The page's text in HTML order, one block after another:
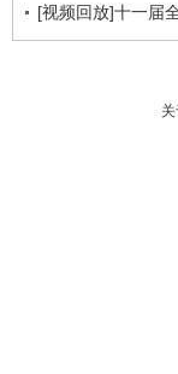
[视频回放]十一届